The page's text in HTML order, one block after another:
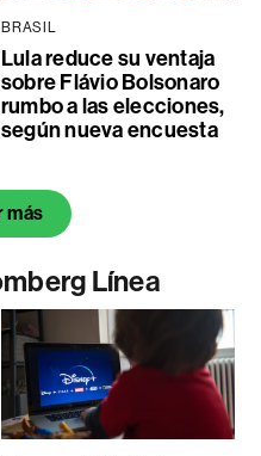
BRASIL
Lula reduce su ventaja
sobre Flávio Bolsonaro
rumbo a las elecciones,
según nueva encuesta
más
Línea